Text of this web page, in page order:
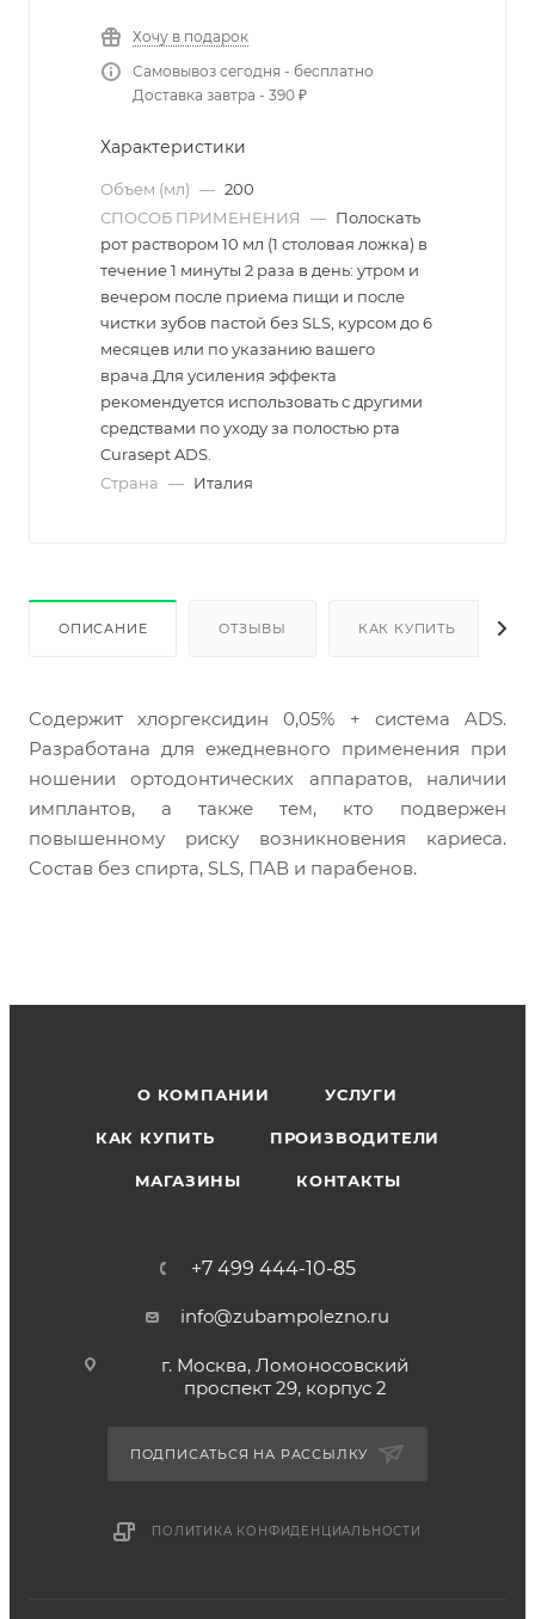
Хочу в подарок
Самовывоз сегодня - бесплатно
Доставка завтра - 390 ₽
Характеристики
Объем (мл) — 200
СПОСОБ ПРИМЕНЕНИЯ
— Полоскать
рот раствором 10 мл (1 столовая ложка) в
течение 1 минуты 2 раза в день: утром и
вечером после приема пищи и после
чистки зубов пастой без SLS, курсом до 6
месяцев или по указанию вашего
врача.Для усиления эффекта
рекомендуется использовать с другими
средствами по уходу за полостью рта
Curasept ADS.
Страна — Италия
ОПИСАНИЕ ОТЗЫВЫ КАК КУПИТЬ
Содержит хлоргексидин 0,05% + система ADS.
Разработана для ежедневного применения при
ношении ортодонтических аппаратов, наличии
имплантов, а также тем, кто подвержен
повышенному риску возникновения кариеса.
Состав без спирта, SLS, ПАВ и парабенов.
О КОМПАНИИ УСЛУГИ
КАК КУПИТЬ ПРОИЗВОДИТЕЛИ
МАГАЗИНЫ КОНТАКТЫ
+7 499 444-10-85
info@zubampolezno.ru
г. Москва, Ломоносовский
проспект 29, корпус 2
ПОДПИСАТЬСЯ НА РАССЫЛКУ
ПОЛИТИКА КОНФИДЕНЦИАЛЬНОСТИ